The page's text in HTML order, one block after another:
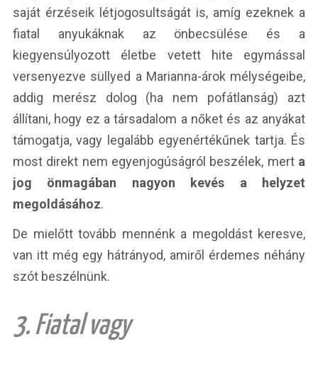
saját érzéseik létjogosultságát is, amíg ezeknek a
fiatal anyukáknak az önbecsülése és a
kiegyensúlyozott életbe vetett hite egymással
versenyezve süllyed a Marianna-árok mélységeibe,
addig merész dolog (ha nem pofátlanság) azt
állítani, hogy ez a társadalom a nőket és az anyákat
támogatja, vagy legalább egyenértékűnek tartja. És
most direkt nem egyenjogúságról beszélek, mert a
jog önmagában nagyon kevés a helyzet
megoldásához.
De mielőtt tovább mennénk a megoldást keresve,
van itt még egy hátrányod, amiről érdemes néhány
szót beszélnünk.
3. Fiatal vagy